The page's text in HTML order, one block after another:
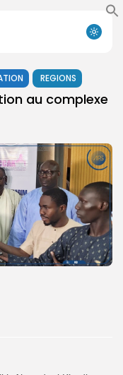
REGIONS
au complexe